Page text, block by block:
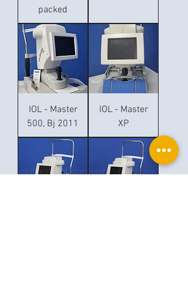
packed
IOL - Master
500, Bj 2011
IOL - Master
XP